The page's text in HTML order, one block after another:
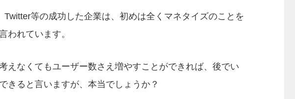
Twitter等の成功した企業は、初めは全くマネタイズのことを
われています。
えなくてもユーザー数さえ増やすことができれば、後でい
きると言いますが、本当でしょうか？